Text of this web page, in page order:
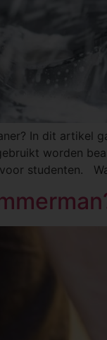
In dit artikel
worden
studenten.